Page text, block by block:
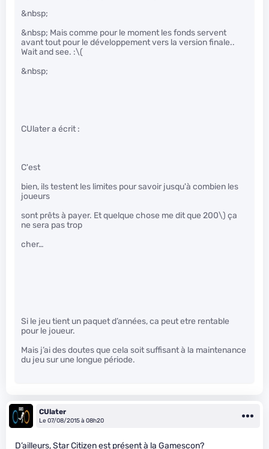
&nbsp;
&nbsp; Mais comme pour le moment les fonds servent
avant tout pour le développement vers la version finale..
Wait and see. :\(
&nbsp;
CUlater a écrit :
C'est
bien, ils testent les limites pour savoir jusqu'à combien les
joueurs
sont prêts à payer. Et quelque chose me dit que 200\) ça
ne sera pas trop
cher…
Si le jeu tient un paquet d’années, ca peut etre rentable
pour le joueur.
Mais j’ai des doutes que cela soit suffisant à la maintenance
du jeu sur une longue période.
CUlater
Le 07/08/2015 à 08h20
D’ailleurs, Star Citizen est présent à la Gamescon?